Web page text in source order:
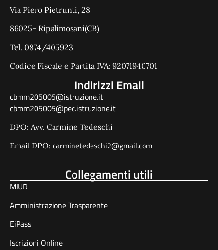
Via Piero Pietrunti, 28
86025– Ripalimosani(CB)
Tel. 0874/405923
Codice Fiscale e Partita IVA: 92071940701
Indirizzi Email
cbmm205005@istruzione.it
cbmm205005@pec.istruzione.it
DPO: Avv. Carmine Tedeschi
Email DPO: carminetedeschi2@gmail.com
Collegamenti utili
MIUR
Amministrazione Trasparente
EiPass
Iscrizioni Online